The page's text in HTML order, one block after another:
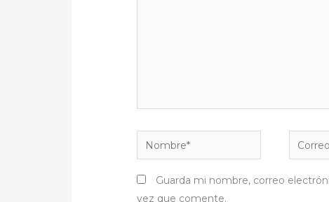
Nombre*
Correo
Guarda mi nombre, correo
vez que comente.